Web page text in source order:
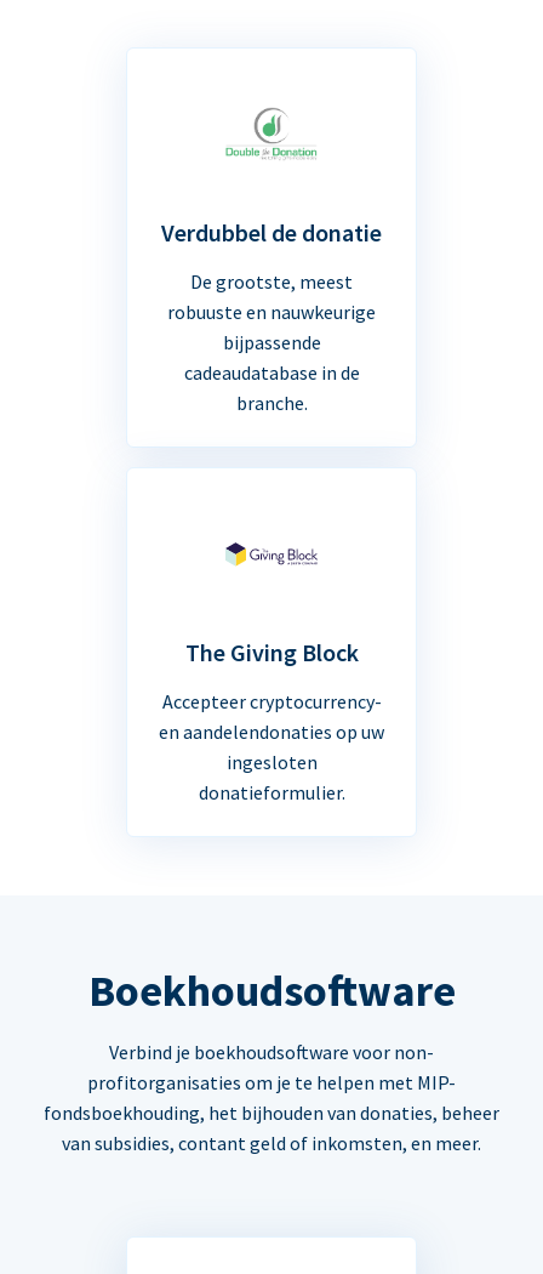
Verdubbel de donatie
De grootste, meest
robuuste en nauwkeurige
bijpassende
cadeaudatabase in de
branche.
The Giving Block
Accepteer cryptocurrency-
en aandelendonaties op uw
ingesloten
donatieformulier.
Boekhoudsoftware
Verbind je boekhoudsoftware voor non-
profitorganisaties om je te helpen met MIP-
fondsboekhouding, het bijhouden van donaties, beheer
van subsidies, contant geld of inkomsten, en meer.